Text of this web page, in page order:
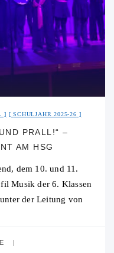
SCHULJAHR 2025-26
PRALL!“ –
AM HSG
dem 10. und 11.
Musik der 6. Klassen
der Leitung von